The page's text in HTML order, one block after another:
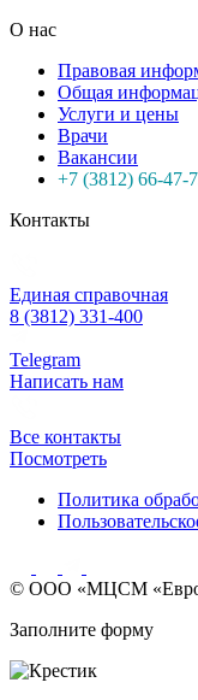
О нас
Правовая
Общая
Услуги и цены
Врачи
Вакансии
+7 (3812) 66-47-
Контакты
Единая справочная
8 (3812) 331-400
Telegram
Написать нам
Все контакты
Посмотреть
Политика
© ООО «МЦСМ
Заполните форму